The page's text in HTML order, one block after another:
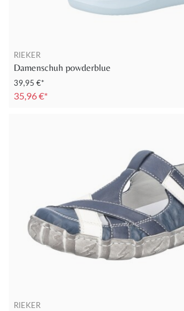
RIEKER
Damenschuh powderblue
39,95 €*
35,96 €*
RIEKER